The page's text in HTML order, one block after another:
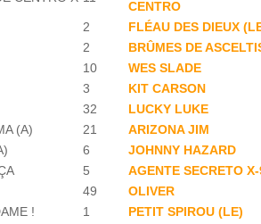
CENTRO
2
FLÉAU DES DIEUX
2
BRÛMES DE
10
WES SLADE
3
KIT CARSON
32
LUCKY LUKE
(A)
21
ARIZONA JIM
6
JOHNNY HAZARD
5
AGENTE SECRETO
49
OLIVER
!
1
PETIT SPIROU (LE)